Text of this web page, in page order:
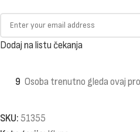
Dodaj na listu čekanja
9 Osoba trenutno gleda ovaj
SKU: 51355